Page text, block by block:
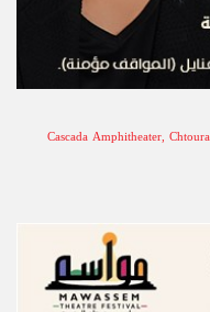
Cascada Amphitheater,